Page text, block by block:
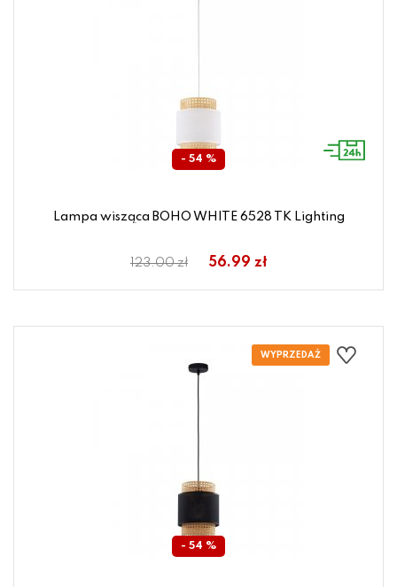
- 54 %
Lampa wisząca BOHO WHITE 6528 TK Lighting
123.00 zł 56.99 zł
- 54 %